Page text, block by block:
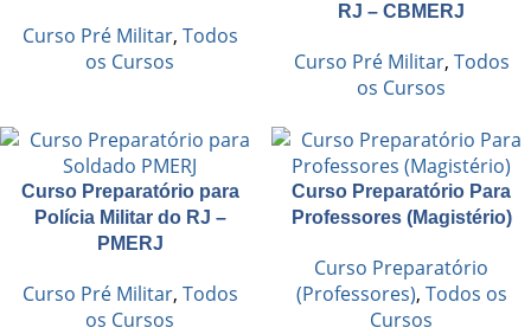
Curso Pré Militar, Todos
os Cursos
RJ – CBMERJ
Curso Pré Militar, Todos
os Cursos
Curso Preparatório para
Polícia Militar do RJ –
PMERJ
Curso Pré Militar, Todos
os Cursos
Curso Preparatório Para
Professores (Magistério)
Curso Preparatório
(Professores), Todos os
Cursos